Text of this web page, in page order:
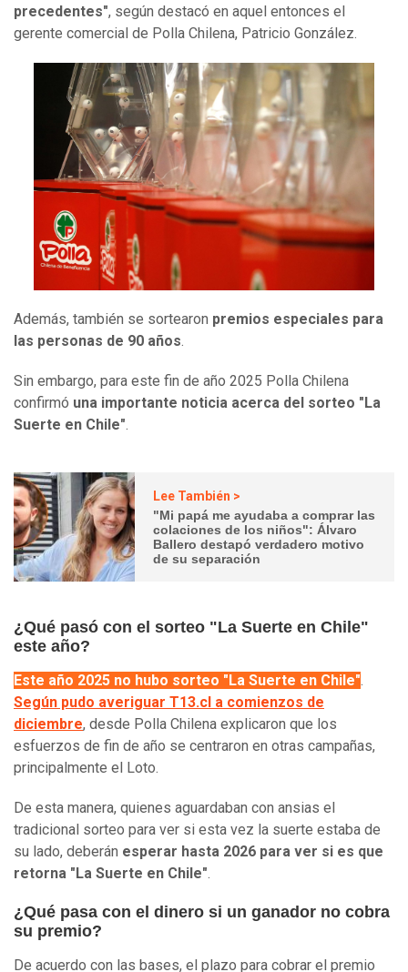
precedentes", según destacó en aquel entonces el
gerente comercial de Polla Chilena, Patricio González.
Además, también se sortearon premios especiales para
las personas de 90 años.
Sin embargo, para este fin de año 2025 Polla Chilena
confirmó una importante noticia acerca del sorteo "La
Suerte en Chile".
Lee También >
"Mi papá me ayudaba a comprar las
colaciones de los niños": Álvaro
Ballero destapó verdadero motivo
de su separación
¿Qué pasó con el sorteo "La Suerte en Chile"
este año?
Este año 2025 no hubo sorteo "La Suerte en Chile".
Según pudo averiguar T13.cl a comienzos de
diciembre, desde Polla Chilena explicaron que los
esfuerzos de fin de año se centraron en otras campañas,
principalmente el Loto.
De esta manera, quienes aguardaban con ansias el
tradicional sorteo para ver si esta vez la suerte estaba de
su lado, deberán esperar hasta 2026 para ver si es que
retorna "La Suerte en Chile".
¿Qué pasa con el dinero si un ganador no cobra
su premio?
De acuerdo con las bases, el plazo para cobrar el premio